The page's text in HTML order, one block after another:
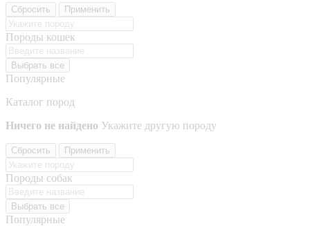
Сбросить Применить
Породы кошек
Выбрать все
Популярные
Каталог пород
Ничего не найдено Укажите другую породу
Сбросить Применить
Породы собак
Выбрать все
Популярные